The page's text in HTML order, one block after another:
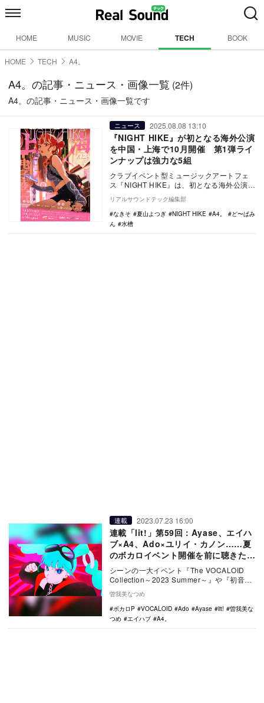
HOME MUSIC MOVIE TECH BOOK
HOME TECH A4。
A4。の記事・ニュース・画像一覧 (2件)
A4。の記事・ニュース・画像一覧です
ニュース 2025.08.08 13:10
『NIGHT HIKE』が初となる海外公演
を中国・上海で10月開催 第1弾ライ
ンナップは強力な5組
クラブイベント型ミュージックアートフェ
ス『NIGHT HIKE』は、初となる海外公演を
中国・上海で開催することを発表した。開
催日…
リアルサウンドテック編集部
なきそ
夏山よつぎ NIGHT HIKE A4。
ど〜ぱみ
ん
水槽
連載 2023.07.23 16:00
連載「lit!」第59回：Ayase、エイハ
ブ×A4、Ado×ユリイ・カノン……夏
のボカロイベント開催を前に聴きたい
注目曲
シーンの一大イベント『The VOCALOID
Collection～2023 Summer～』や『初音ミ
ク「マジカルミライ 2…
曽我美なつめ
ボカロP
VOCALOID Ado Ayase lit!
曽我美な
つめ
エイハブ A4。